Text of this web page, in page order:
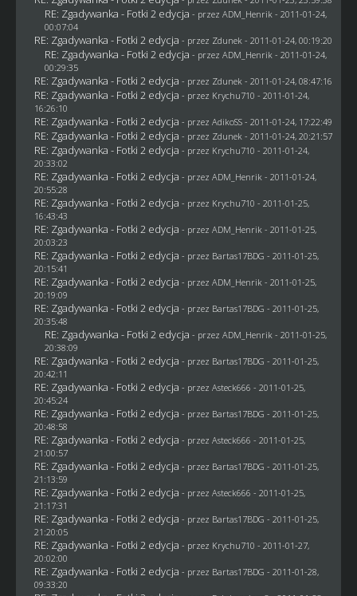
RE: Zgadywanka - Fotki 2 edycja - przez ADM_Henrik - 2011-01-24,
00:07:04
RE: Zgadywanka - Fotki 2 edycja - przez Zdunek - 2011-01-24, 00:19:20
RE: Zgadywanka - Fotki 2 edycja - przez ADM_Henrik - 2011-01-24,
00:29:35
RE: Zgadywanka - Fotki 2 edycja - przez Zdunek - 2011-01-24, 08:47:16
RE: Zgadywanka - Fotki 2 edycja - przez Krychu710 - 2011-01-24,
16:26:10
RE: Zgadywanka - Fotki 2 edycja - przez AdikoSS - 2011-01-24, 17:22:49
RE: Zgadywanka - Fotki 2 edycja - przez Zdunek - 2011-01-24, 20:21:57
RE: Zgadywanka - Fotki 2 edycja - przez Krychu710 - 2011-01-24,
20:33:02
RE: Zgadywanka - Fotki 2 edycja - przez ADM_Henrik - 2011-01-24,
20:55:28
RE: Zgadywanka - Fotki 2 edycja - przez Krychu710 - 2011-01-25,
16:43:43
RE: Zgadywanka - Fotki 2 edycja - przez ADM_Henrik - 2011-01-25,
20:03:23
RE: Zgadywanka - Fotki 2 edycja - przez Bartas17BDG - 2011-01-25,
20:15:41
RE: Zgadywanka - Fotki 2 edycja - przez ADM_Henrik - 2011-01-25,
20:19:09
RE: Zgadywanka - Fotki 2 edycja - przez Bartas17BDG - 2011-01-25,
20:35:48
RE: Zgadywanka - Fotki 2 edycja - przez ADM_Henrik - 2011-01-25,
20:38:09
RE: Zgadywanka - Fotki 2 edycja - przez Bartas17BDG - 2011-01-25,
20:42:11
RE: Zgadywanka - Fotki 2 edycja - przez Asteck666 - 2011-01-25,
20:45:24
RE: Zgadywanka - Fotki 2 edycja - przez Bartas17BDG - 2011-01-25,
20:48:58
RE: Zgadywanka - Fotki 2 edycja - przez Asteck666 - 2011-01-25,
21:00:57
RE: Zgadywanka - Fotki 2 edycja - przez Bartas17BDG - 2011-01-25,
21:13:59
RE: Zgadywanka - Fotki 2 edycja - przez Asteck666 - 2011-01-25,
21:17:31
RE: Zgadywanka - Fotki 2 edycja - przez Bartas17BDG - 2011-01-25,
21:20:05
RE: Zgadywanka - Fotki 2 edycja - przez Krychu710 - 2011-01-27,
20:02:00
RE: Zgadywanka - Fotki 2 edycja - przez Bartas17BDG - 2011-01-28,
09:33:20